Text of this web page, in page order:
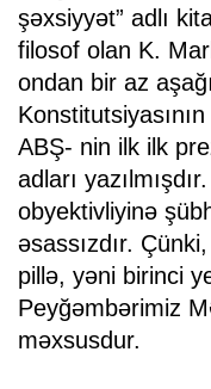
şəxsiyyət” adlı
filosof olan K.
ondan bir az
ABŞ- nin ilk ilk
adları
obyektivliyinə
əsassızdır.
pillə, yəni birinci
Peyğəmbərimiz
məxsusdur.